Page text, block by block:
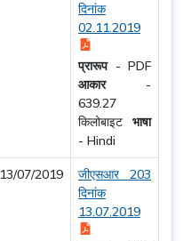
दिनांक
02.11.2019
प्रारूप- PDF
आकार -
639.27
किलोबाइट भाषा
- Hindi
13/07/2019
जीएसआर 203
दिनांक
13.07.2019